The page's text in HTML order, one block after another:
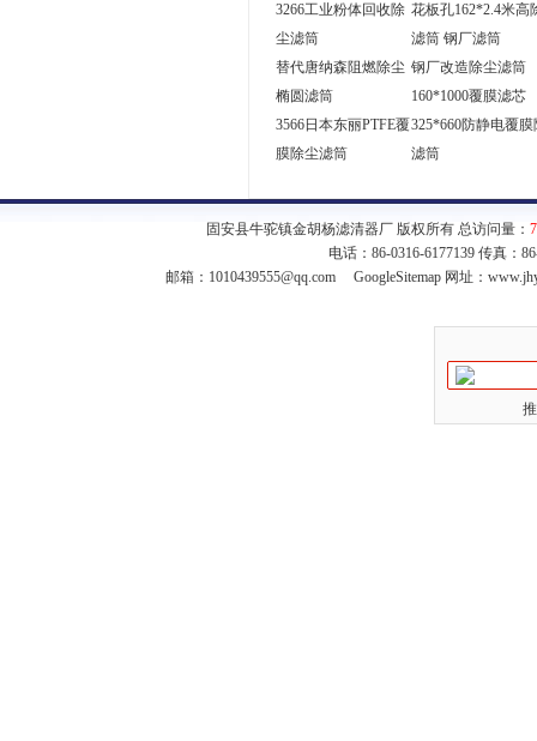
3266工业粉体回收除
尘滤筒
花板孔162*2.4米高
滤筒 钢厂滤筒
替代唐纳森阻燃除尘
椭圆滤筒
钢厂改造除尘滤筒
160*1000覆膜滤芯
3566日本东丽PTFE覆
膜除尘滤筒
325*660防静电覆膜
滤筒
固安县牛驼镇金胡杨滤清器厂 版权所有 总访问量：
电话：86-0316-6177139 传真：
邮箱： 1010439555@qq.com GoogleSitemap网址：